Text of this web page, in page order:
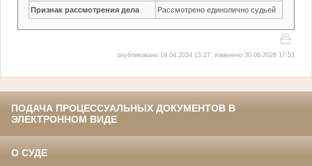
Признак рассмотрения дела Рассмотрено единолично судьей
опубликовано 19.04.2024 15:27, изменено 30.06.2026 17:53
ПОДАЧА ПРОЦЕССУАЛЬНЫХ ДОКУМЕНТОВ В
ЭЛЕКТРОННОМ ВИДЕ
О СУДЕ